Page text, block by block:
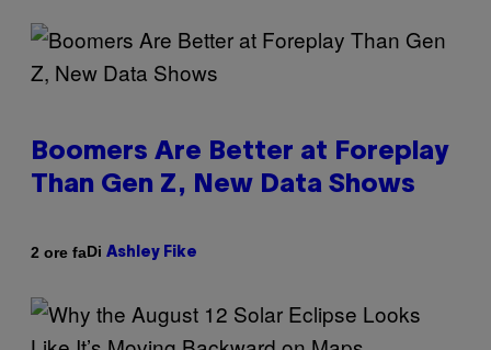
Boomers Are Better at Foreplay
Than Gen Z, New Data Shows
2 ore faDi Ashley Fike